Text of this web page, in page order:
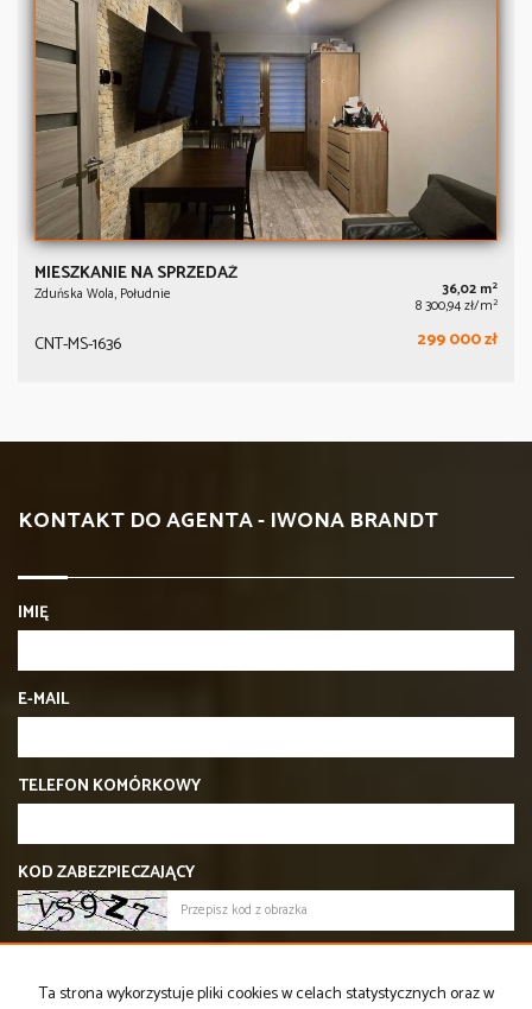
MIESZKANIE NA SPRZEDAŻ
Zduńska Wola, Południe 36,02 m2
8 300,94 zł/m2
CNT-MS-1636 299 000 zł
KONTAKT DO AGENTA - IWONA BRANDT
IMIĘ
E-MAIL
TELEFON KOMÓRKOWY
KOD ZABEZPIECZAJĄCY
Ta strona wykorzystuje pliki cookies w celach statystycznych oraz w